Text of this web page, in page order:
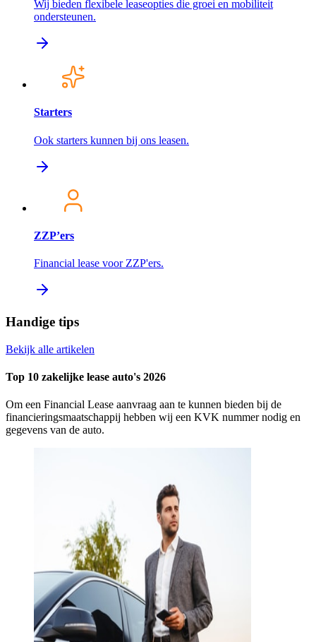
Wij bieden flexibele leaseopties die groei en mobiliteit
ondersteunen.
Starters
Ook starters kunnen bij ons leasen.
ZZP’ers
Financial lease voor ZZP'ers.
Handige tips
Bekijk alle artikelen
Top 10 zakelijke lease auto's 2026
Om een Financial Lease aanvraag aan te kunnen bieden bij de
financieringsmaatschappij hebben wij een KVK nummer nodig en
gegevens van de auto.